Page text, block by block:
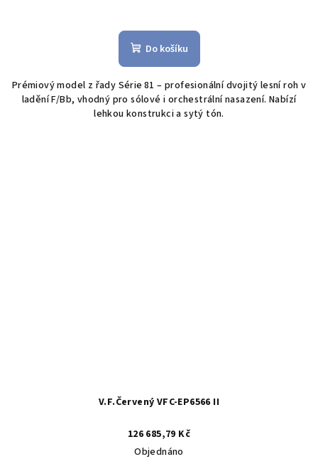
hodnocení
produktu
z
5
hvězdiček.
Do košíku
Prémiový model z řady Série 81 – profesionální dvojitý lesní roh v
ladění F/Bb, vhodný pro sólové i orchestrální nasazení. Nabízí
lehkou konstrukci a sytý tón.
V.F.Červený VFC-EP6566 II
126 685,79 Kč
Objednáno